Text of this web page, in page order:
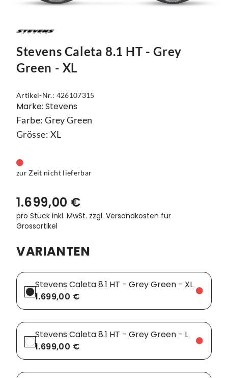
Mützen
Regenbekleidung
Schuhe
Socken
Streetwear
Trikots
Westen
Touring
Kettenblätter
Laufräder
Lenker
Naben
Pedale
Sättel
Ständer
Steuersätze
Vorbauten
Zahnkränze
Flaschen
Gepäckträger
Kettenschutz
Kindersitze
Klingeln & Hupen
Pumpen
Schutzbleche
Single Speed
Smartphonehalter
Spiegel
Taschen
Wandhalterung
Stevens Caleta 8.1 HT - Grey
Green - XL
Artikel-Nr.: 426107315
Marke: Stevens
Farbe: Grey Green
Grösse: XL
zur Zeit nicht lieferbar
1.699,00 €
pro Stück inkl. MwSt. zzgl. Versandkosten für
Grossartikel
VARIANTEN
Stevens Caleta 8.1 HT - Grey Green - XL
1.699,00 €
Stevens Caleta 8.1 HT - Grey Green - L
1.699,00 €